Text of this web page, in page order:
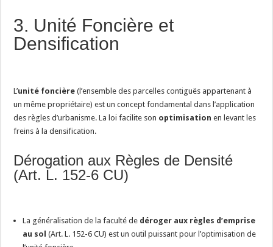
3. Unité Foncière et
Densification
L’unité foncière (l’ensemble des parcelles contiguës appartenant à
un même propriétaire) est un concept fondamental dans l’application
des règles d’urbanisme. La loi facilite son optimisation en levant les
freins à la densification.
Dérogation aux Règles de Densité
(Art. L. 152-6 CU)
La généralisation de la faculté de déroger aux règles d’emprise
au sol (Art. L. 152-6 CU) est un outil puissant pour l’optimisation de